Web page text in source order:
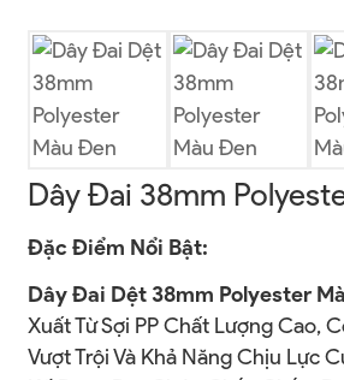
Dây Đai 38mm
Đặc Điểm Nổi Bật:
Dây Đai Dệt 38mm Polyester
Xuất Từ Sợi PP Chất Lượng Cao,
Vượt Trội Và Khả Năng Chịu Lực